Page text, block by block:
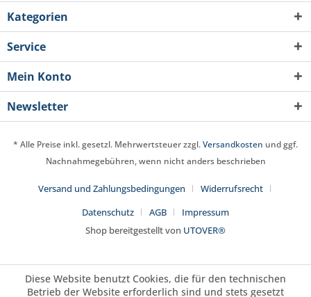
Kategorien
Service
Mein Konto
Newsletter
* Alle Preise inkl. gesetzl. Mehrwertsteuer zzgl.Versandkosten und ggf.
Nachnahmegebühren, wenn nicht anders beschrieben
Versand und Zahlungsbedingungen
Widerrufsrecht
Datenschutz
AGB
Impressum
Shop bereitgestellt von UTOVER®
Diese Website benutzt Cookies, die für den technischen
Betrieb der Website erforderlich sind und stets gesetzt